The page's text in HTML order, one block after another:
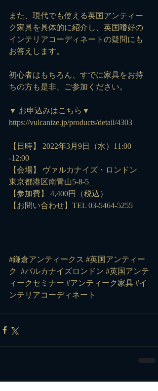
また、現代でも使える英国アンティー
ク家具を具体的に紹介し、英国嗜好の
インテリアコーディネートの疑問にも
お答えします。
初心者はもちろん、すでに家具をお持
ちの方も是非、ご参加ください。
▼ お申込みはこちら▼
https://vulcanize.jp/products/detail/4303
【日時】 2022年3月9日（水）11:00
-12:00
【会場】 ヴァルカナイズ・ロンドン
東京都港区南青山5-8-5
【参加費】 4,400円（税込）
【お問い合わせ】TEL 03-5464-5255
#鎌倉アンティークス #英国アンティー
ク
#バルカナイズロンドン #英国アンテ
ィークセミナー #アンティーク家具 #イ
ンテリアコーディネート